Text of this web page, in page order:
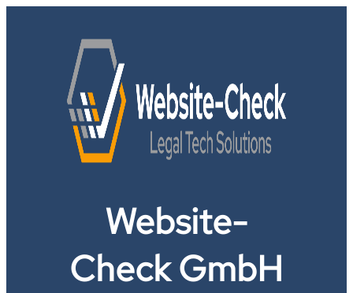
Website-
Check GmbH